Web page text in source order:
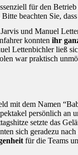
und Manuel
konnten ihr
Lettenbichler ließ
war praktisch
mit dem Namen
persönlich
setzte das
sich geradezu
für die Teams
für den
beachten Sie,